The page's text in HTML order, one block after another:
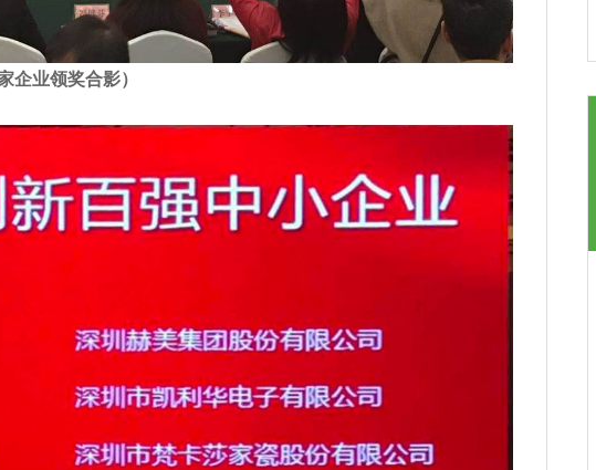
企业领奖合影）